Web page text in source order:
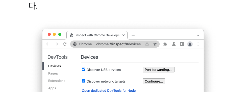
다.